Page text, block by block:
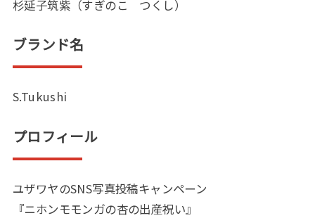
杉延子筑紫（すぎのこ つくし）
ブランド名
S.Tukushi
プロフィール
ユザワヤのSNS写真投稿キャンペーン
『ニホンモモンガの杏の出産祝い』